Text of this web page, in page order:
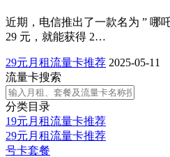
近期，电信推出了一款名为 ” 哪
29 元，就能获得 2…
29元月租流量卡推荐 2025-05-11
流量卡搜索
分类目录
19元月租流量卡推荐
29元月租流量卡推荐
号卡套餐